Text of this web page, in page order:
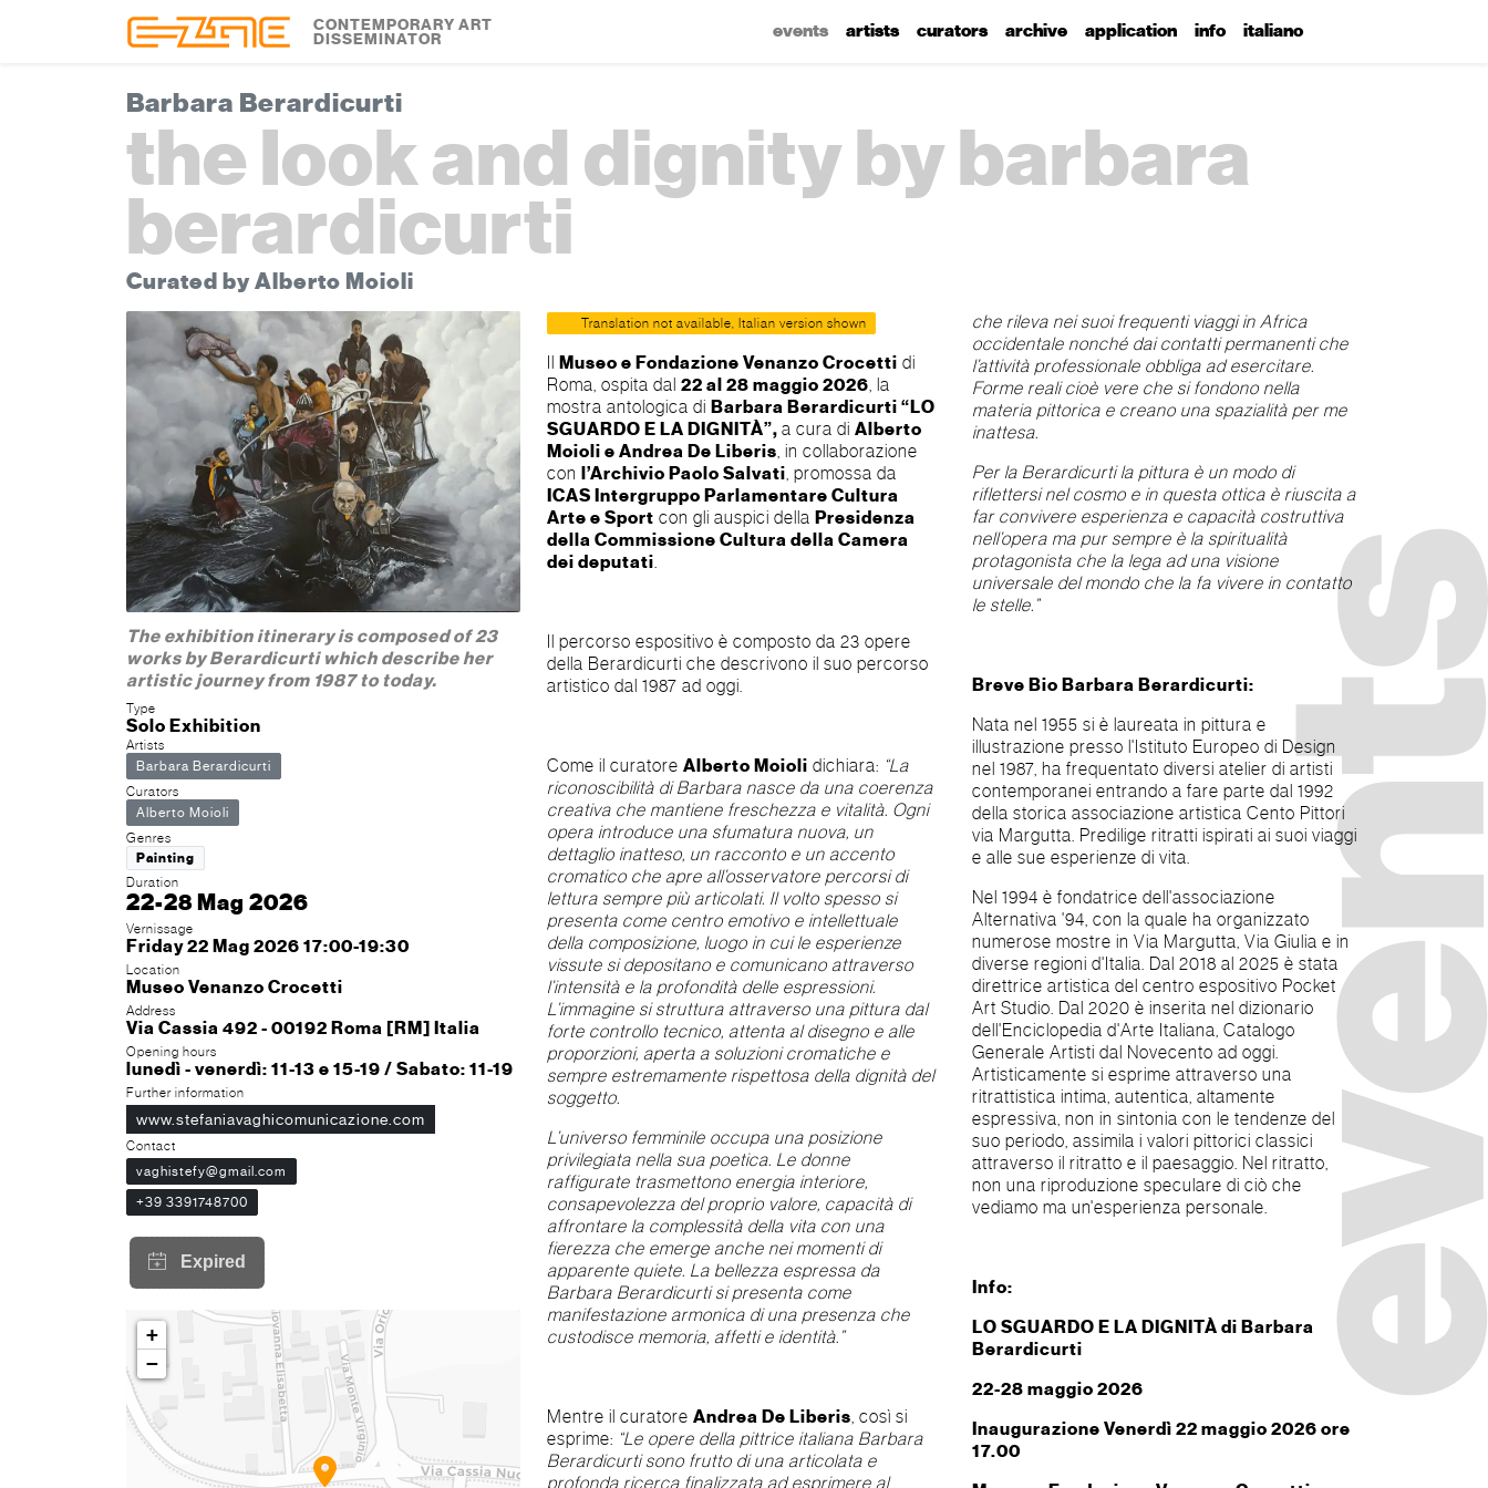
CONTEMPORARY ART
DISSEMINATOR events artists curators archive application info italiano
Barbara Berardicurti
the look and dignity by barbara
berardicurti
Curated by Alberto Moioli
The exhibition itinerary is composed of 23
works by Berardicurti which describe her
artistic journey from 1987 to today.
Type
Solo Exhibition
Artists
Barbara Berardicurti
Curators
Alberto Moioli
Genres
Painting
Duration
22-28 Mag 2026
Vernissage
Friday 22 Mag 2026 17:00-19:30
Location
Museo Venanzo Crocetti
Address
Via Cassia 492 - 00192 Roma [RM] Italia
Opening hours
lunedì - venerdì: 11-13 e 15-19 / Sabato: 11-19
Further information
www.stefaniavaghicomunicazione.com
Contact
vaghistefy@gmail.com
+39 3391748700
+
−
Translation not available, Italian version shown
Museo e Fondazione Venanzo Crocetti di
Roma, ospita dal 22 al 28 maggio 2026, la
mostra antologica di Barbara Berardicurti “LO
SGUARDO E LA DIGNITÀ”, a cura di Alberto
Moioli e Andrea De Liberis, in collaborazione
con l’Archivio Paolo Salvati, promossa da
ICAS Intergruppo Parlamentare Cultura
Arte e Sport con gli auspici della Presidenza
della Commissione Cultura della Camera
dei deputati.
Il percorso espositivo è composto da 23 opere
della Berardicurti che descrivono il suo percorso
artistico dal 1987 ad oggi.
Come il curatore Alberto Moioli dichiara: “La
riconoscibilità di Barbara nasce da una coerenza
creativa che mantiene freschezza e vitalità. Ogni
opera introduce una sfumatura nuova, un
dettaglio inatteso, un racconto e un accento
cromatico che apre all’osservatore percorsi di
lettura sempre più articolati. Il volto spesso si
presenta come centro emotivo e intellettuale
della composizione, luogo in cui le esperienze
vissute si depositano e comunicano attraverso
l’intensità e la profondità delle espressioni.
L’immagine si struttura attraverso una pittura dal
forte controllo tecnico, attenta al disegno e alle
proporzioni, aperta a soluzioni cromatiche e
sempre estremamente rispettosa della dignità del
soggetto.
L’universo femminile occupa una posizione
privilegiata nella sua poetica. Le donne
raffigurate trasmettono energia interiore,
consapevolezza del proprio valore, capacità di
affrontare la complessità della vita con una
fierezza che emerge anche nei momenti di
apparente quiete. La bellezza espressa da
Barbara Berardicurti si presenta come
manifestazione armonica di una presenza che
custodisce memoria, affetti e identità.”
Mentre il curatore Andrea De Liberis, così si
esprime: “Le opere della pittrice italiana Barbara
Berardicurti sono frutto di una articolata e
profonda ricerca finalizzata ad esprimere al
che rileva nei suoi frequenti viaggi in Africa
occidentale nonché dai contatti permanenti che
l’attività professionale obbliga ad esercitare.
Forme reali cioè vere che si fondono nella
materia pittorica e creano una spazialità per me
inattesa.
Per la Berardicurti la pittura è un modo di
riflettersi nel cosmo e in questa ottica è riuscita a
far convivere esperienza e capacità costruttiva
nell’opera ma pur sempre è la spiritualità
protagonista che la lega ad una visione
universale del mondo che la fa vivere in contatto
le stelle.”
Breve Bio Barbara Berardicurti:
Nata nel 1955 si è laureata in pittura e
illustrazione presso l'Istituto Europeo di Design
nel 1987, ha frequentato diversi atelier di artisti
contemporanei entrando a fare parte dal 1992
della storica associazione artistica Cento Pittori
via Margutta. Predilige ritratti ispirati ai suoi viaggi
e alle sue esperienze di vita.
Nel 1994 è fondatrice dell'associazione
Alternativa '94, con la quale ha organizzato
numerose mostre in Via Margutta, Via Giulia e in
diverse regioni d'Italia. Dal 2018 al 2025 è stata
direttrice artistica del centro espositivo Pocket
Art Studio. Dal 2020 è inserita nel dizionario
dell'Enciclopedia d'Arte Italiana, Catalogo
Generale Artisti dal Novecento ad oggi.
Artisticamente si esprime attraverso una
ritrattistica intima, autentica, altamente
espressiva, non in sintonia con le tendenze del
suo periodo, assimila i valori pittorici classici
attraverso il ritratto e il paesaggio. Nel ritratto,
non una riproduzione speculare di ciò che
vediamo ma un'esperienza personale.
Info:
LO SGUARDO E LA DIGNITÀ di Barbara
Berardicurti
22-28 maggio 2026
Inaugurazione Venerdì 22 maggio 2026 ore
17.00